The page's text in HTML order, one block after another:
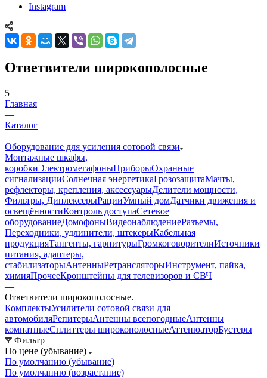
Instagram
Ответвители широкополосные
5
Главная
—
Каталог
—
Оборудование для усиления сотовой связи
Монтажные шкафы,
коробкиЭлектромегафоныПриборыОхранные
сигнализацииСолнечная энергетикаГрозозащитаМачты,
рефлекторы, крепления, аксессуарыДелители мощности,
Фильтры, ДиплексерыРацииУмный домДатчики движения и
освещённостиКонтроль доступаСетевое
оборудованиеДомофоныВидеонаблюдениеРазъемы,
Переходники, удлинители, штекерыКабельная
продукцияТангенты, гарнитурыГромкоговорителиИсточники
питания, адаптеры,
стабилизаторыАнтенныРетрансляторыИнструмент, пайка,
химияПрочееКронштейны для телевизоров и СВЧ
—
Ответвители широкополосные
КомплектыУсилители сотовой связи для
автомобиляРепитерыАнтенны всепогодныеАнтенны
комнатныеСплиттеры широкополосныеАттенюаторБустеры
Фильтр
По цене (убывание)
По умолчанию (убывание)
По умолчанию (возрастание)